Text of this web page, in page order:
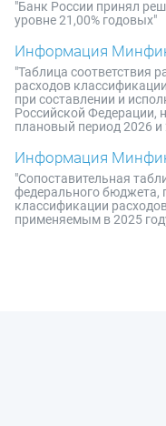
"Банк России принял
уровне 21,00% годовых"
Информация
"Таблица соответствия
расходов
при составлении и
Российской Федерации,
плановый период 2026 и
Информация
"Сопоставительная
федерального бюджета,
классификации
применяемым в 2025